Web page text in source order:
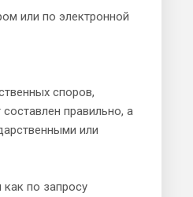
или по электронной
споров,
правильно, а
или
по запросу